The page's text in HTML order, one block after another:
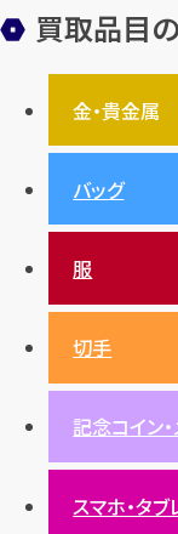
装飾品 オメ
エルメス ダ
投資 金地金
ティファニー
バッグ
ルビー 陶磁
買取品目
金・貴金属
金・貴金属TOP
プラチナ
銀・シルバー
バッグ
服
切手
記念コイン
スマホ・タブ